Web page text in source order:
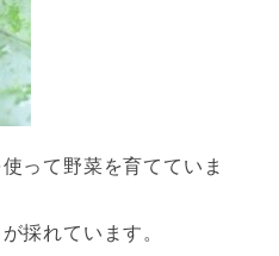
って野菜を育てていま
採れています。